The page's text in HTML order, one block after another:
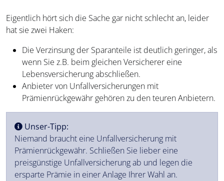
Eigentlich hört sich die Sache gar nicht schlecht an, leider
hat sie zwei Haken:
Die Verzinsung der Sparanteile ist deutlich geringer, als
wenn Sie z.B. beim gleichen Versicherer eine
Lebensversicherung abschließen.
Anbieter von Unfallversicherungen mit
Prämienrückgewähr gehören zu den teuren Anbietern.
Unser-Tipp:
Niemand braucht eine Unfallversicherung mit
Prämienrückgewähr. Schließen Sie lieber eine
preisgünstige Unfallversicherung ab und legen die
ersparte Prämie in einer Anlage Ihrer Wahl an.